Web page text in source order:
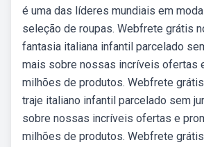
é uma das líderes mundiais em
seleção de roupas. Webfrete grátis
fantasia italiana infantil parcelado
mais sobre nossas incríveis ofertas
milhões de produtos. Webfrete
traje italiano infantil parcelado sem
sobre nossas incríveis ofertas e
milhões de produtos. Webfrete